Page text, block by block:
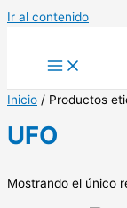
Ir al contenido
Inicio / Productos
UFO
Mostrando el único